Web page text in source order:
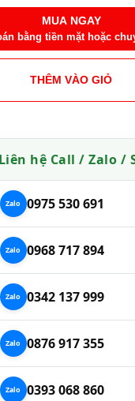
MUA NGAY
bằng tiền mặt hoặc
THÊM VÀO GIỎ
Liên hệ Call / Zalo /
0975 530 691
0968 717 894
0342 137 999
0876 917 355
0393 068 860